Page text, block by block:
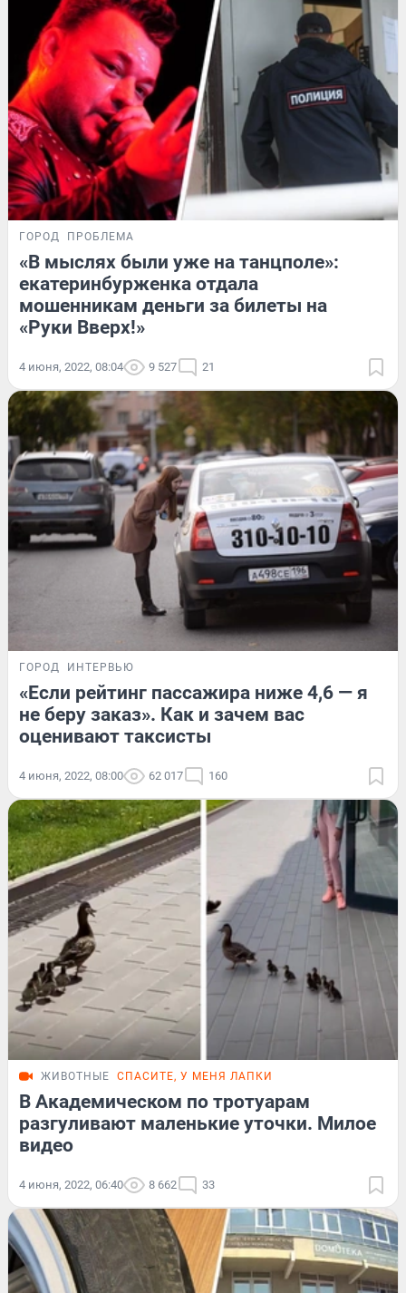
ГОРОД ПРОБЛЕМА
«В мыслях были уже на танцполе»:
екатеринбурженка отдала
мошенникам деньги за билеты на
«Руки Вверх!»
4 июня, 2022, 08:04 9 527 21
ГОРОД ИНТЕРВЬЮ
«Если рейтинг пассажира ниже 4,6 — я
не беру заказ». Как и зачем вас
оценивают таксисты
4 июня, 2022, 08:00 62 017 160
ЖИВОТНЫЕ СПАСИТЕ, У МЕНЯ ЛАПКИ
В Академическом по тротуарам
разгуливают маленькие уточки. Милое
видео
4 июня, 2022, 06:40 8 662 33